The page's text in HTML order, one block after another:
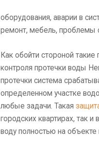
оборудования, аварии в
ремонт, мебель, проблемы
Как обойти стороной
контроля протечки воды
протечки система
определенном участке
любые задачи. Такая
городских квартирах, так
воду полностью на объекте